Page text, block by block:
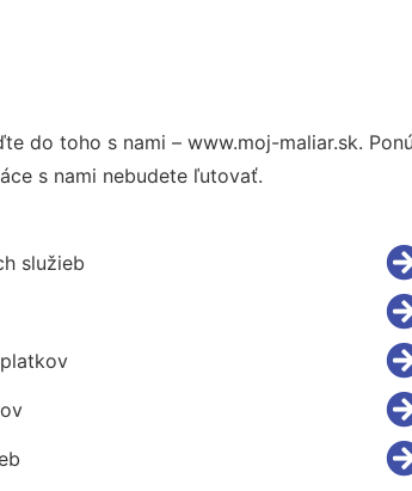
do toho s nami – www.moj-maliar.sk.
s nami nebudete ľutovať.
služieb